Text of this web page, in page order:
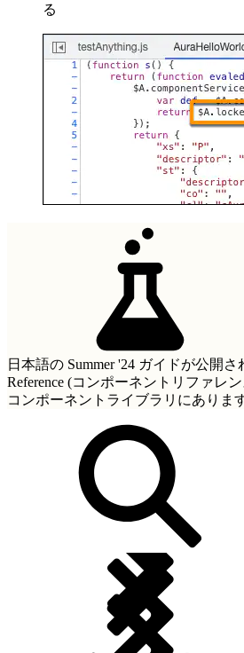
る
日本語の Summer '24 ガイドが公開さ
Reference (コンポーネントリファレン
コンポーネントライブラリにあります